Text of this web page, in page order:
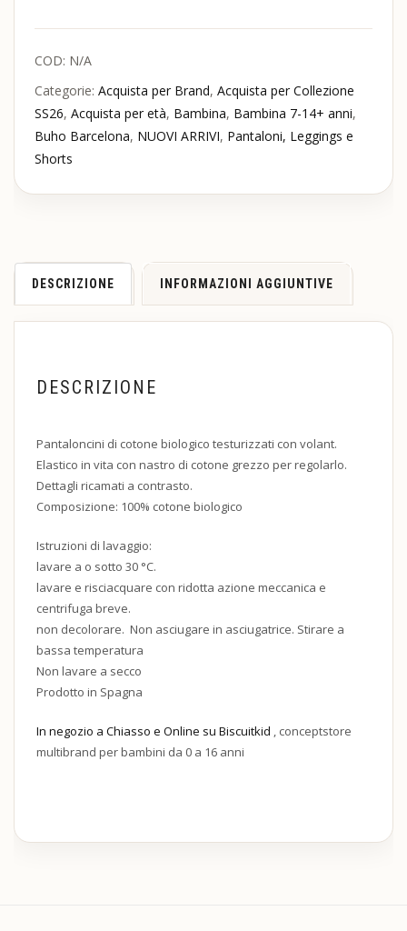
COD: N/A
Categorie: Acquista per Brand, Acquista per Collezione
SS26, Acquista per età, Bambina, Bambina 7-14+ anni,
Buho Barcelona, NUOVI ARRIVI, Pantaloni, Leggings e
Shorts
DESCRIZIONE INFORMAZIONI AGGIUNTIVE
DESCRIZIONE
Pantaloncini di cotone biologico testurizzati con volant.
Elastico in vita con nastro di cotone grezzo perregolarlo.
Dettagli ricamati a contrasto.
Composizione: 100% cotone biologico
Istruzioni di lavaggio:
lavare a o sotto 30 °C.
lavare e risciacquare con ridotta azione meccanica e
centrifuga breve.
non decolorare. Non asciugare in asciugatrice. Stirare a
bassa temperatura
Non lavare a secco
Prodotto in Spagna
In negozio a Chiasso e Online su Biscuitkid , conceptstore
multibrand per bambini da 0 a 16 anni